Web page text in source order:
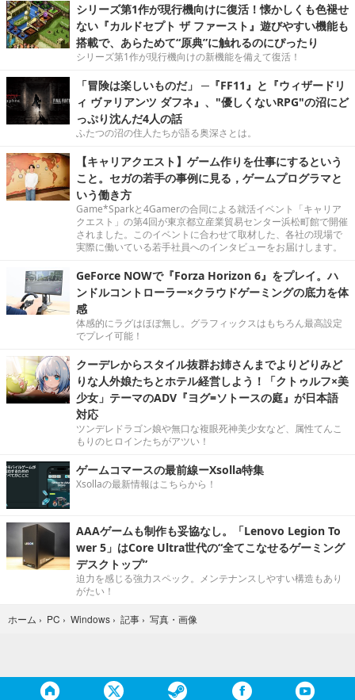
シリーズ第1作が現行機向けに復活！懐かしくも色褪せ
ない『カルドセプト ザ ファースト』遊びやすい機能も
搭載で、あらためて“原典”に触れるのにぴったり
シリーズ第1作が現行機向けの新機能を備えて復活！
「冒険は楽しいものだ」 ─『FF11』と『ウィザードリ
ィ ヴァリアンツ ダフネ』、"優しくないRPG"の沼にど
っぷり沈んだ4人の話
ふたつの沼の住人たちが語る奥深さとは。
【キャリアクエスト】ゲーム作りを仕事にするという
こと。セガの若手の事例に見る，ゲームプログラマと
いう働き方
Game*Sparkと4Gamerの合同による就活イベント「キャリア
クエスト」の第4回が東京都立産業貿易センター浜松町館で開催
されました。このイベントに合わせて取材した、各社の現場で
実際に働いている若手社員へのインタビューをお届けします。
GeForce NOWで『Forza Horizon 6』をプレイ。ハ
ンドルコントローラー×クラウドゲーミングの底力を体
感
体感的にラグはほぼ無し。グラフィックスはもちろん最高設定
でプレイ可能！
クーデレからスタイル抜群お姉さんまでよりどりみど
りな人外娘たちとホテル経営しよう！「クトゥルフ×美
少女」テーマのADV『ヨグ=ソトースの庭』が日本語
対応
ツンデレドラゴン娘や無口な複眼死神美少女など、属性てんこ
もりのヒロインたちがアツい！
ゲームコマースの最前線ーXsolla特集
Xsollaの最新情報はこちらから！
AAAゲームも制作も妥協なし。「Lenovo Legion To
wer 5」はCore Ultra世代の“全てこなせるゲーミング
デスクトップ”
迫力を感じる強力スペック。メンテナンスしやすい構造もあり
がたい！
ホーム › PC › Windows › 記事 › 写真・画像